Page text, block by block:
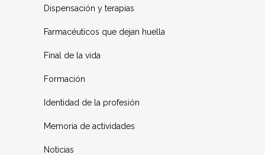
Dispensación y terapias
Farmacéuticos que dejan huella
Final de la vida
Formación
Identidad de la profesión
Memoria de actividades
Noticias